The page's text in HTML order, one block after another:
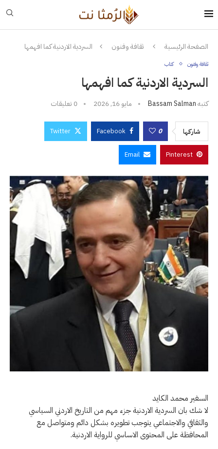
الصفحة الرئيسية ثقافة وفنون السردية الاردنية كما افهمها
ثقافة وفنون كتاب
السردية الاردنية كما افهمها
كتبهBassam Salman مايو 16, 2026 0 تعليقات
شاركها 0
Facebook
Twitter
Pinterest
Email
السفير محمد الكايد
لا شك بان السردية الاردنية جزء مهم من التاريخ الاردني السياسي
والثقافي والاجتماعي يتوجب تطويره بشكل دائم ومتواصل مع
المحافظة على المحتوى الاساسي للرواية الاردنية.